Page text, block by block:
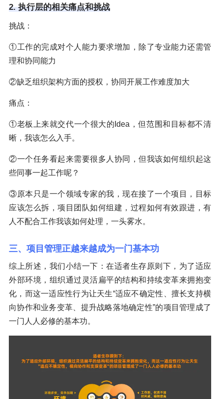
2. 执行层的相关痛点和挑战
挑战：
①工作的完成对个人能力要求增加，除了专业能力还需管
理和协同能力
②缺乏组织架构方面的授权，协同开展工作难度加大
痛点：
①老板上来就交代一个很大的Idea，但范围和目标都不清
晰，我该怎么入手。
②一个任务看起来需要很多人协同，但我该如何组织起这
些同事一起工作呢？
③原本只是一个领域专家的我，现在接了一个项目，目标
应该怎么拆，项目团队如何组建，过程如何有效跟进，有
人不配合工作我该如何处理，一头雾水。
三、项目管理正越来越成为一门基本功
综上所述，我们小结一下：在适者生存原则下，为了适应
外部环境，组织通过灵活扁平的结构和持续变革来拥抱变
化，而这一适应性行为让天生“适应不确定性、擅长支持横
向协作和业务变革、提升战略落地确定性”的项目管理成了
一门人人必修的基本功。